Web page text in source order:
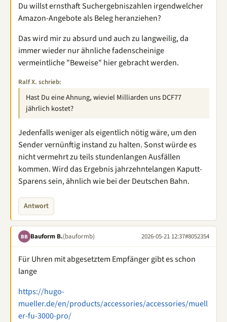
Du willst ernsthaft Suchergebniszahlen irgendwelcher
Amazon-Angebote als Beleg heranziehen?
Das wird mir zu absurd und auch zu langweilig, da
immer wieder nur ähnliche fadenscheinige
vermeintliche "Beweise" hier gebracht werden.
Ralf X. schrieb:
Hast Du eine Ahnung, wieviel Milliarden uns DCF77
jährlich kostet?
Jedenfalls weniger als eigentlich nötig wäre, um den
Sender vernünftig instand zu halten. Sonst würde es
nicht vermehrt zu teils stundenlangen Ausfällen
kommen. Wird das Ergebnis jahrzehntelangen Kaputt-
Sparens sein, ähnlich wie bei der Deutschen Bahn.
Antwort
BB Bauform B.(bauformb) 2026-05-21 12:37#8052354
Für Uhren mit abgesetztem Empfänger gibt es schon
lange
https://hugo-
mueller.de/en/products/accessories/accessories/muell
er-fu-3000-pro/